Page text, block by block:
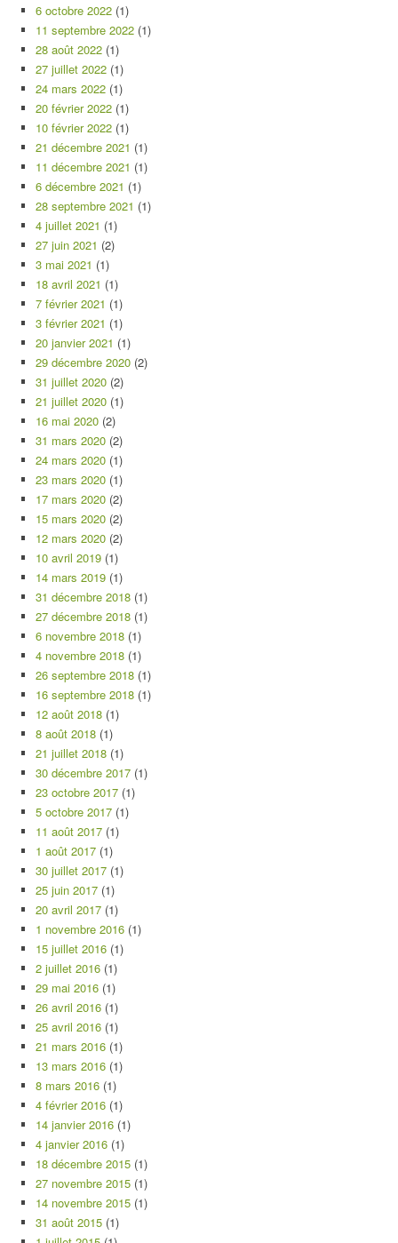
6 octobre 2022 (1)
11 septembre 2022 (1)
28 août 2022 (1)
27 juillet 2022 (1)
24 mars 2022 (1)
20 février 2022 (1)
10 février 2022 (1)
21 décembre 2021 (1)
11 décembre 2021 (1)
6 décembre 2021 (1)
28 septembre 2021 (1)
4 juillet 2021 (1)
27 juin 2021 (2)
3 mai 2021 (1)
18 avril 2021 (1)
7 février 2021 (1)
3 février 2021 (1)
20 janvier 2021 (1)
29 décembre 2020 (2)
31 juillet 2020 (2)
21 juillet 2020 (1)
16 mai 2020 (2)
31 mars 2020 (2)
24 mars 2020 (1)
23 mars 2020 (1)
17 mars 2020 (2)
15 mars 2020 (2)
12 mars 2020 (2)
10 avril 2019 (1)
14 mars 2019 (1)
31 décembre 2018 (1)
27 décembre 2018 (1)
6 novembre 2018 (1)
4 novembre 2018 (1)
26 septembre 2018 (1)
16 septembre 2018 (1)
12 août 2018 (1)
8 août 2018 (1)
21 juillet 2018 (1)
30 décembre 2017 (1)
23 octobre 2017 (1)
5 octobre 2017 (1)
11 août 2017 (1)
1 août 2017 (1)
30 juillet 2017 (1)
25 juin 2017 (1)
20 avril 2017 (1)
1 novembre 2016 (1)
15 juillet 2016 (1)
2 juillet 2016 (1)
29 mai 2016 (1)
26 avril 2016 (1)
25 avril 2016 (1)
21 mars 2016 (1)
13 mars 2016 (1)
8 mars 2016 (1)
4 février 2016 (1)
14 janvier 2016 (1)
4 janvier 2016 (1)
18 décembre 2015 (1)
27 novembre 2015 (1)
14 novembre 2015 (1)
31 août 2015 (1)